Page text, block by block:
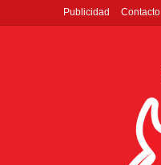
Publicidad Contacto